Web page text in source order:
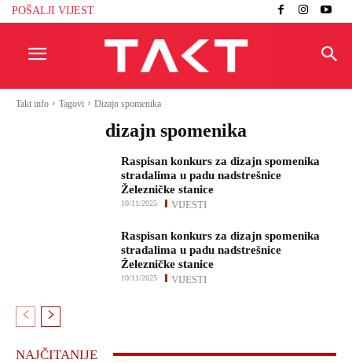
POŠALJI VIJEST
Takt info Tagovi Dizajn spomenika
dizajn spomenika
Raspisan konkurs za dizajn spomenika
stradalima u padu nadstrešnice
Železničke stanice
VIJESTI
10/11/2025
Raspisan konkurs za dizajn spomenika
stradalima u padu nadstrešnice
Železničke stanice
VIJESTI
10/11/2025
NAJČITANIJE